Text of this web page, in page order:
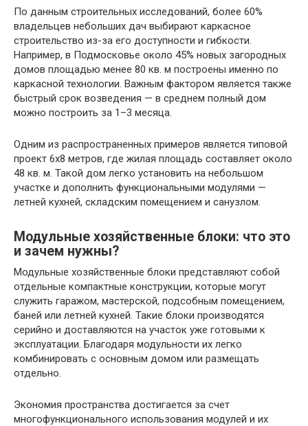
По данным строительных исследований, более 60%
владельцев небольших дач выбирают каркасное
строительство из-за его доступности и гибкости.
Например, в Подмосковье около 45% новых загородных
домов площадью менее 80 кв. м построены именно по
каркасной технологии. Важным фактором является также
быстрый срок возведения — в среднем полный дом
можно построить за 1–3 месяца.
Одним из распространенных примеров является типовой
проект 6х8 метров, где жилая площадь составляет около
48 кв. м. Такой дом легко установить на небольшом
участке и дополнить функциональными модулями —
летней кухней, складским помещением и санузлом.
Модульные хозяйственные блоки: что это
и зачем нужны?
Модульные хозяйственные блоки представляют собой
отдельные компактные конструкции, которые могут
служить гаражом, мастерской, подсобным помещением,
баней или летней кухней. Такие блоки производятся
серийно и доставляются на участок уже готовыми к
эксплуатации. Благодаря модульности их легко
комбинировать с основным домом или размещать
отдельно.
Экономия пространства достигается за счет
многофункционального использования модулей и их